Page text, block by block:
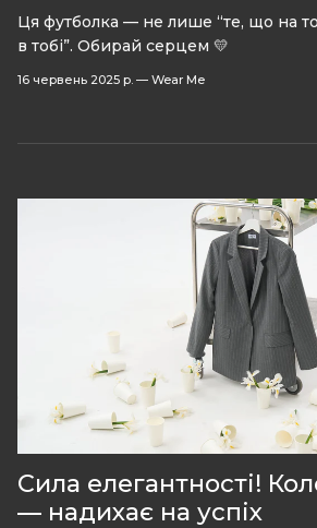
Ця футболка — не лише “те, що на
в тобі”. Обирай серцем 💛
16 червень 2025 р. — Wear Me
Сила елегантності!
— надихає на успіх